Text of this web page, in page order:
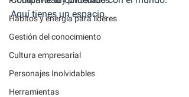
Hábitos y energía para líderes
Gestión del conocimiento
Cultura empresarial
Personajes Inolvidables
Herramientas
Aquí tienes un espacio.